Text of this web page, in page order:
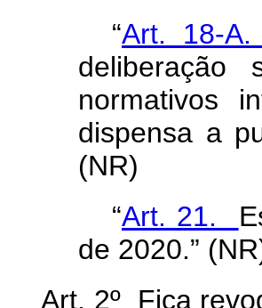
“Art. 18-
deliberação
normativos
dispensa a
(NR)
“Art. 21.
de 2020.”
Art. 2º Fica